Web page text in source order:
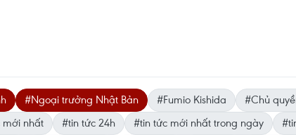
#Ngoại trưởng Nhật Bản #Fumio Kishida #Chủ
mới nhất
#tin tức 24h #tin tức mới nhất trong ngày